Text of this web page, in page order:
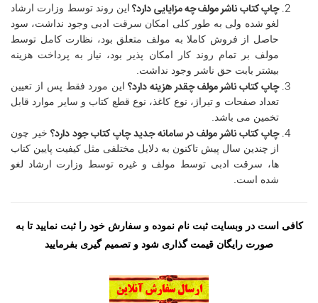
چاپ کتاب ناشر مولفچه مزایایی دارد؟ این روند توسط وزارت ارشاد
لغو شده ولی به طور کلی امکان سرقت ادبی وجود نداشت، سود
حاصل از فروش کاملا به مولف متعلق بود، نظارت کامل توسط
مولف بر تمام روند کار امکان پذیر بود، نیاز به پرداخت هزینه
بیشتر بابت حق ناشر وجود نداشت.
چاپ کتاب ناشر مولفچقدر هزینه دارد؟ این مورد فقط پس از تعیین
تعداد صفحات و تیراژ، نوع کاغذ، نوع قطع کتاب و سایر موارد قابل
تخمین می باشد.
چاپ کتاب ناشر مولفدر سامانه جدید چاپ کتاب جود دارد؟ خیر چون
از چندین سال پیش تاکنون به دلایل مختلفی مثل کیفیت پایین کتاب
ها، سرقت ادبی توسط مولف و غیره توسط وزارت ارشاد لغو
شده است.
کافی است در وبسایت ثبت نام نموده و سفارش خود را ثبت نمایید تا به
صورت رایگان قیمت گذاری شود و تصمیم گیری بفرمایید